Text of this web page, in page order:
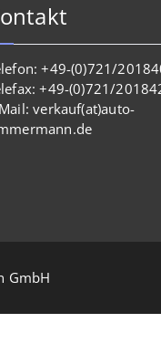
+49-(0)721/
+49-(0)721/
verkauf(at)auto-
GmbH